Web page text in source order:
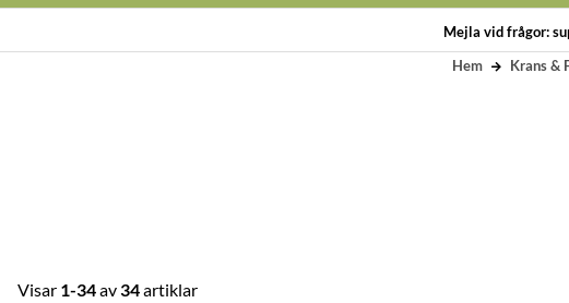
Mejla vid frågor:
Hem Krans &
Visar 1-34av34artiklar